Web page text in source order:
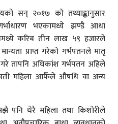
सन् २०१७ को तथ्याङ्कानुसार
भएकामध्ये झण्डै आधा
करिब तीन लाख ५९ हजारले
प्राप्त गरेको गर्भपतनले मातृ
तापनि अधिकांश गर्भपतन अहिले
महिला आफैँले औषधि वा अन्य
पनि धेरै महिला तथा किशोरीले